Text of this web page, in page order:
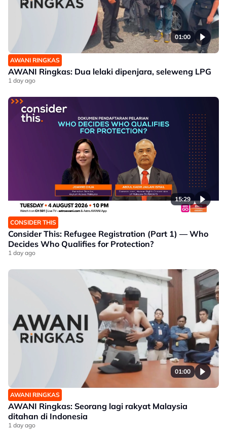
01:00
AWANI RINGKAS
AWANI Ringkas: Dua lelaki dipenjara, seleweng LPG
1 day ago
15:29
CONSIDER THIS
Consider This: Refugee Registration (Part 1) — Who
Decides Who Qualifies for Protection?
1 day ago
01:00
AWANI RINGKAS
AWANI Ringkas: Seorang lagi rakyat Malaysia
ditahan di Indonesia
1 day ago